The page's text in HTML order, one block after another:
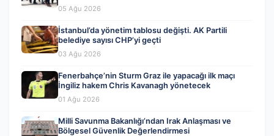
05 Ağu 2026
İstanbul’da yönetim tablosu değişti. AK Partili
belediye sayısı CHP’yi geçti
03 Ağu 2026
Fenerbahçe’nin Sturm Graz ile yapacağı ilk maçı
İngiliz hakem Chris Kavanagh yönetecek
01 Ağu 2026
Milli Savunma Bakanlığı’ndan Irak Anlaşması ve
Bölgesel Güvenlik Değerlendirmesi